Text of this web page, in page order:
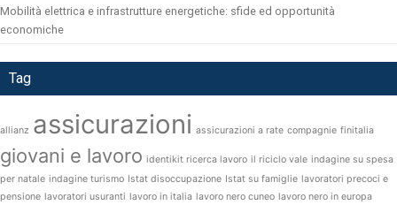
Mobilità elettrica e infrastrutture energetiche: sfide ed opportunità
economiche
Tag
allianz assicurazioni assicurazioni a rate compagnie finitalia
giovani e lavoro identikit ricerca lavoro il riciclo vale indagine su spesa
per natale indagine turismo Istat disoccupazione Istat su famiglie lavoratori precoci e
pensione lavoratori usuranti lavoro in italia lavoro nero cuneo lavoro nero in europa